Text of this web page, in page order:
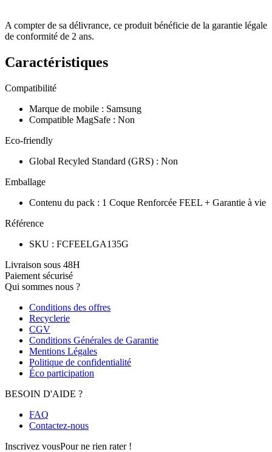
A compter de sa délivrance, ce produit bénéficie de la garantie légale
de conformité de 2 ans.
Caractéristiques
Compatibilité
Marque de mobile : Samsung
Compatible MagSafe : Non
Eco-friendly
Global Recyled Standard (GRS) : Non
Emballage
Contenu du pack : 1 Coque Renforcée FEEL + Garantie à vie
Référence
SKU : FCFEELGA135G
Livraison sous 48H
Paiement sécurisé
Qui sommes nous ?
Conditions des offres
Recyclerie
CGV
Conditions Générales de Garantie
Mentions Légales
Politique de confidentialité
Éco participation
BESOIN D'AIDE ?
FAQ
Contactez-nous
Inscrivez vousPour ne rien rater !